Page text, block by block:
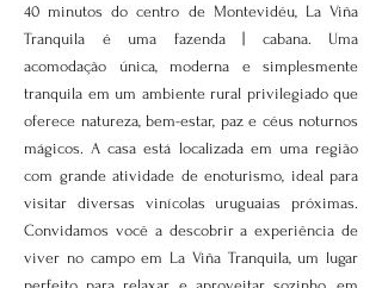
40 minutos do centro de Montevidéu, La Viña
Tranquila é uma fazenda | cabana. Uma
acomodação única, moderna e simplesmente
tranquila em um ambiente rural privilegiado que
oferece natureza, bem-estar, paz e céus noturnos
mágicos. A casa está localizada em uma região
com grande atividade de enoturismo, ideal para
visitar diversas vinícolas uruguaias próximas.
Convidamos você a descobrir a experiência de
viver no campo em La Viña Tranquila, um lugar